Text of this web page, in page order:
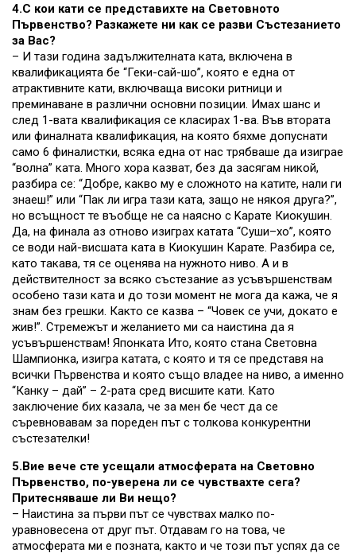
4.С кои кати се представихте на Световното
Първенство? Разкажете ни как се разви Състезанието
за Вас?
– И тази година задължителната ката, включена в
квалификацията бе “Геки-сай-шо”, която е една от
атрактивните кати, включваща високи ритници и
преминаване в различни основни позиции. Имах шанс и
след 1-вата квалификация се класирах 1-ва. Във втората
или финалната квалификация, на която бяхме допуснати
само 6 финалистки, всяка една от нас трябваше да изиграе
“волна” ката. Много хора казват, без да засягам никой,
разбира се: “Добре, какво му е сложното на катите, нали ги
знаеш!” или “Пак ли игра тази ката, защо не някоя друга?”,
но всъщност те въобще не са наясно с Kарате Киокушин.
Да, на финала аз отново изиграх катата “Суши–хо”, която
се води най-висшата ката в Киокушин Карате. Разбира се,
като такава, тя се оценява на нужното ниво. А и в
действителност за всяко състезание аз усъвършенствам
особено тази ката и до този момент не мога да кажа, че я
знам без грешки. Както се казва – “Човек се учи, докато е
жив!”. Стремежът и желанието ми са наистина да я
усъвършенствам! Японката Ито, която стана Световна
Шампионка, изигра катата, с която и тя се представя на
всички Първенства и която също владее на ниво, а именно
“Канку – дай” – 2-рата сред висшите кати. Като
заключение бих казала, че за мен бе чест да се
съревновавам за пореден път с толкова конкурентни
състезателки!
5.Вие вече сте усещали атмосферата на Световно
Първенство, по-уверена ли се чувствахте сега?
Притесняваше ли Ви нещо?
– Наистина за първи път се чувствах малко по-
уравновесена от друг път. Отдавам го на това, че
атмосферата ми е позната, както и че този път успях да се